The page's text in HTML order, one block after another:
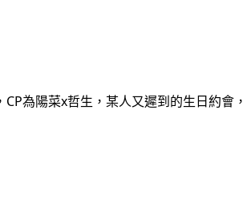
為陽菜x哲生，某人又遲到的生日約會，